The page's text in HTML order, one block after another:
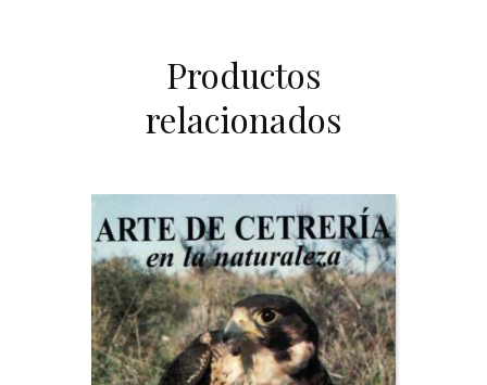
Productos
relacionados